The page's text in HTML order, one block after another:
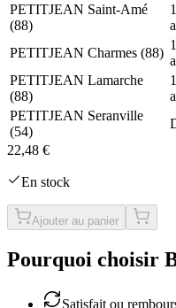
PETITJEAN Saint-Amé
(88)
PETITJEAN Charmes (88)
PETITJEAN Lamarche
(88)
PETITJEAN Seranville
(54)
22,48 €
En stock
Ajouter au panier
Pourquoi choisir
Satisfait ou